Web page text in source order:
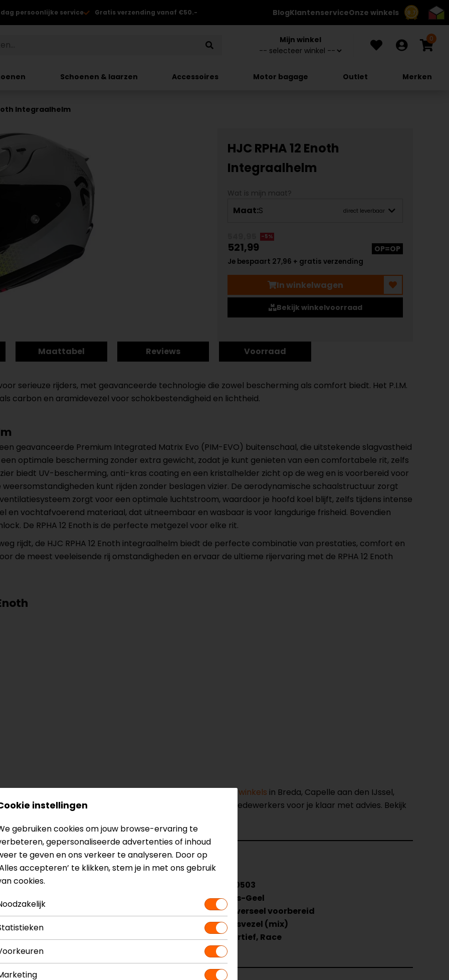
8.7
dag persoonlijke service Gratis verzending vanaf €50.- BlogKlantenserviceOnze winkels
Mijn winkel 0
Schoenen & laarzen Accessoires Motor bagage Outlet Merken
Integraalhelm
HJC RPHA 12 Enoth
Integraalhelm
Wat is mijn maat?
Maat:S direct leverbaar
-5%
521,99
Je bespaart 27,96 + gratis verzending
OP=OP
In winkelwagen
Bekijk winkelvoorraad
Maattabel Reviews Voorraad
serieuze rijders, met geavanceerde technologie die zowel bescherming als comfort biedt. Het P.I.M.
carbon en aramidevezel voor schokbestendigheid en lichtheid.
geavanceerde Premium Integrated Matrix Evo (PIM-EVO) buitenschaal, die uitstekende slagvastheid
optimale bescherming zonder extra gewicht, zodat je kunt genieten van een comfortabele rit, zelfs
biedt UV-bescherming, anti-kras coating en een kristalhelder zicht op de weg en is voorbereid voor
kunt rijden zonder beslagen vizier. De aerodynamische schaalstructuur zorgt
zorgt voor een optimale luchtstroom, waardoor je hoofd koel blijft, zelfs tijdens intense
en vochtafvoerend materiaal, dat uitneembaar en wasbaar is voor langdurige frisheid. Bovendien
De RPHA 12 Enoth is de perfecte metgezel voor elke rit.
rijdt, de HJC RPHA 12 Enoth integraalhelm biedt de perfecte combinatie van prestaties, comfort en
de meest veeleisende rij omstandigheden en ervaar de ultieme rijervaring met de RPHA 12 Enoth
dan onze winkels in Breda, Capelle aan den IJssel,
je het product bekijken & passen en staan onze verkoopmedewerkers voor je klaar met advies. Bekijk
1350503
Grijs-Geel
Communicatie
Universeel voorbereid
Glasvezel (mix)
Rijstijl
Sportief, Race
instellingen
gebruiken cookies om jouw browse-ervaring te
gepersonaliseerde advertenties of inhoud
te geven en ons verkeer te analyseren. Door op
accepteren’ te klikken, stem je in met ons gebruik
cookies.